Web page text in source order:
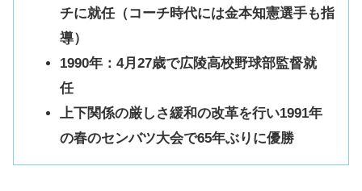
チに就任（コーチ時代には金本知憲選手も指
導）
1990年：4月27歳で広陵高校野球部監督就
任
上下関係の厳しさ緩和の改革を行い1991年
の春のセンバツ大会で65年ぶりに優勝